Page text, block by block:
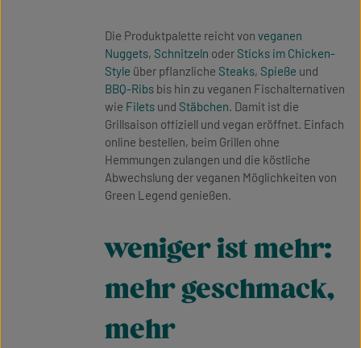
Die Produktpalette reicht von veganen
Nuggets, Schnitzeln oder Sticks im Chicken-
Style über pflanzliche Steaks, Spieße und
BBQ-Ribs bis hin zu veganen Fischalternativen
wie Filets und Stäbchen. Damit ist die
Grillsaison offiziell und vegan eröffnet. Einfach
online bestellen, beim Grillen ohne
Hemmungen zulangen und die köstliche
Abwechslung der veganen Möglichkeiten von
Green Legend genießen.
weniger ist mehr:
mehr geschmack,
mehr